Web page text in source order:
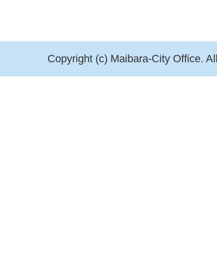
Copyright (c) Maibara-City Office.